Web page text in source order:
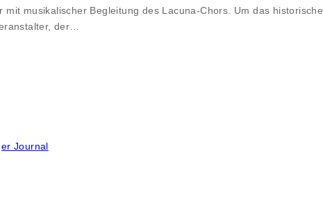
musikalischer Begleitung des Lacuna-Chors. Um das
der…
Journal